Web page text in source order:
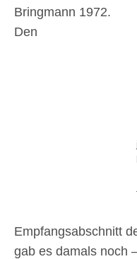
Bringmann 1972.
Den
Empfangsabschnitt
gab es damals noch